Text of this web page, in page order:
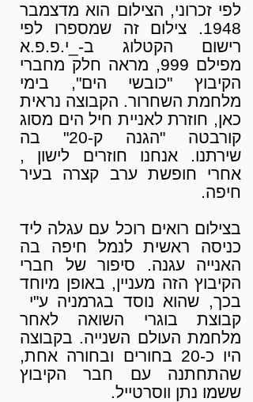
לפי זכרוני, הצילום הוא מדצמבר
1948. צילום זה שמספרו לפי
רישום הקטלוג ב-_י.פ.פ.א
מפילם 999, מראה חלק מחברי
הקיבוץ "כובשי הים", בימי
מלחמת השחרור. הקבוצה נראית
כאן, חוזרת לאניית חיל הים מסוג
קורבטה "הגנה ק-20" בה
שירתנו. אנחנו חוזרים לישון ,
אחרי חופשת ערב קצרה בעיר
חיפה.
בצילום רואים רוכל עם עגלה ליד
כניסה ראשית לנמל חיפה בה
האנייה עגנה. סיפור של חברי
הקיבוץ הזה מעניין, באופן מיוחד
בכך, שהוא נוסד בגרמניה ע"י
קבוצת בוגרי השואה לאחר
מלחמת העולם השנייה. בקבוצה
היו כ-20 בחורים ובחורה אחת,
שהתחתנה עם חבר הקיבוץ
ששמו נתן ווסרטייל.